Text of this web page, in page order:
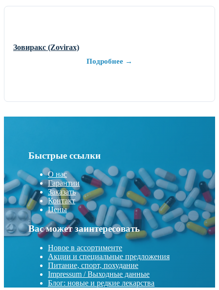
Зовиракс (Zovirax)
Подробнее →
Быстрые ссылки
О нас
Гарантии
Заказать
Контакт
Цены
Вас может заинтересовать
Новое в ассортименте
Акции и специальные предложения
Питание, спорт, похудание
Impressum / Выходные данные
Блог: новые и редкие лекарства